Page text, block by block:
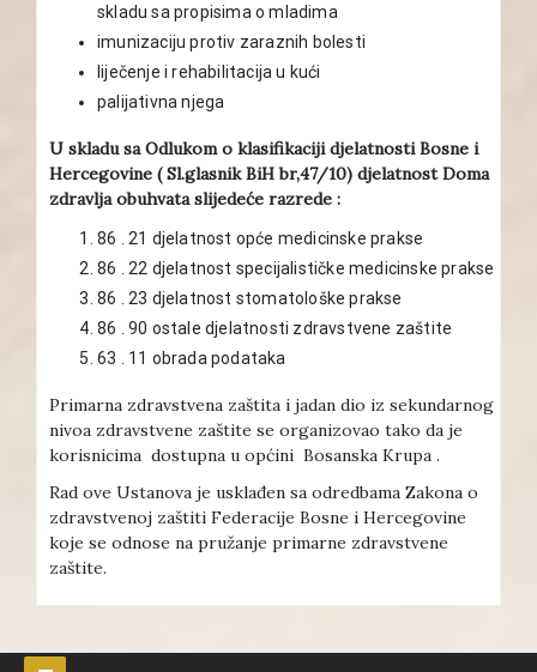
skladu sa propisima o mladima
imunizaciju protiv zaraznih bolesti
liječenje i rehabilitacija u kući
palijativna njega
U skladu sa Odlukom o klasifikaciji djelatnosti Bosne i
Hercegovine ( Sl.glasnik BiH br,47/10) djelatnost Doma
zdravlja obuhvata slijedeće razrede :
86 . 21 djelatnost opće medicinske prakse
86 . 22 djelatnost specijalističke medicinske prakse
86 . 23 djelatnost stomatološke prakse
86 . 90 ostale djelatnosti zdravstvene zaštite
63 . 11 obrada podataka
Primarna zdravstvena zaštita i jadan dio iz sekundarnog
nivoa zdravstvene zaštite se organizovao tako da je
korisnicima dostupna u općini Bosanska Krupa .
Rad ove Ustanova je usklađen sa odredbama Zakona o
zdravstvenoj zaštiti Federacije Bosne i Hercegovine
koje se odnose na pružanje primarne zdravstvene
zaštite.